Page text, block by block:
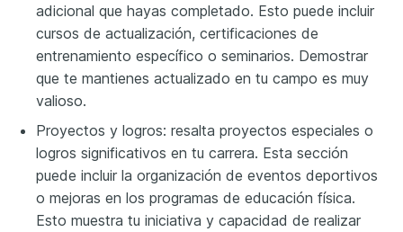
adicional que hayas completado. Esto puede incluir
cursos de actualización, certificaciones de
entrenamiento específico o seminarios. Demostrar
que te mantienes actualizado en tu campo es muy
valioso.
Proyectos y logros: resalta proyectos especiales o
logros significativos en tu carrera. Esta sección
puede incluir la organización de eventos deportivos
o mejoras en los programas de educación física.
Esto muestra tu iniciativa y capacidad de realizar